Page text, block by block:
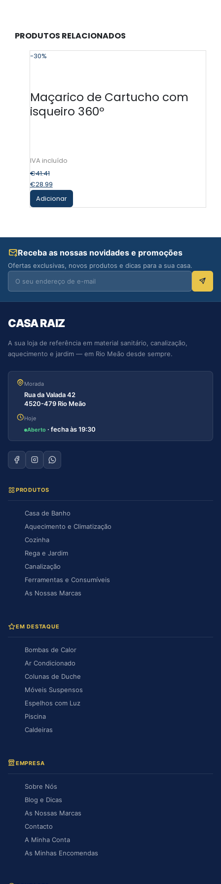
PRODUTOS RELACIONADOS
-30%
Maçarico de Cartucho com
isqueiro 360º
€41.41
€28.99
Adicionar
Receba as nossas novidades e promoções
Ofertas exclusivas, novos produtos e dicas para a sua casa.
CASA RAIZ
A sua loja de referência em material sanitário, canalização,
aquecimento e jardim — em Rio Meão desde sempre.
Morada
Rua da Valada 42
4520-479 Rio Meão
Hoje
Aberto · fecha às 19:30
PRODUTOS
Casa de Banho
Aquecimento e Climatização
Cozinha
Rega e Jardim
Canalização
Ferramentas e Consumíveis
As Nossas Marcas
EM DESTAQUE
Bombas de Calor
Ar Condicionado
Colunas de Duche
Móveis Suspensos
Espelhos com Luz
Piscina
Caldeiras
EMPRESA
Sobre Nós
Blog e Dicas
As Nossas Marcas
Contacto
A Minha Conta
As Minhas Encomendas